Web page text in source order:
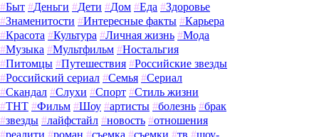
#Быт #Деньги #Дети #Дом #Еда #Здоровье
#Знаменитости #Интересные факты #Карьера
#Красота #Культура #Личная жизнь #Мода
#Музыка #Мультфильм #Ностальгия
#Питомцы #Путешествия #Российские звезды
#Российский сериал #Семья #Сериал
#Скандал #Слухи #Спорт #Стиль жизни
#ТНТ #Фильм #Шоу #артисты #болезнь #брак
#звезды #лайфстайл #новость #отношения